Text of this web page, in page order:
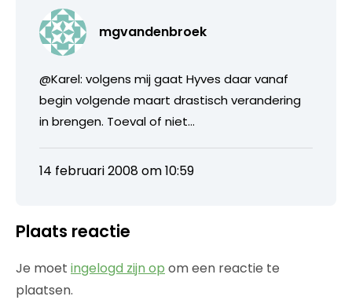
mgvandenbroek
@Karel: volgens mij gaat Hyves daar vanaf
begin volgende maart drastisch verandering
in brengen. Toeval of niet…
14 februari 2008 om 10:59
Plaats reactie
Je moet ingelogd zijn op om een reactie te
plaatsen.